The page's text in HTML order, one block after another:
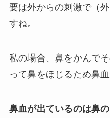
要は外からの刺激で（
すね。
私の場合、鼻をかんで
って鼻をほじるため鼻
鼻血が出ているのは鼻